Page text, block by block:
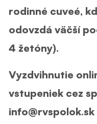
rodinné cuveé,
odovzdá väčší
4 žetóny).
Vyzdvihnutie
vstupeniek cez